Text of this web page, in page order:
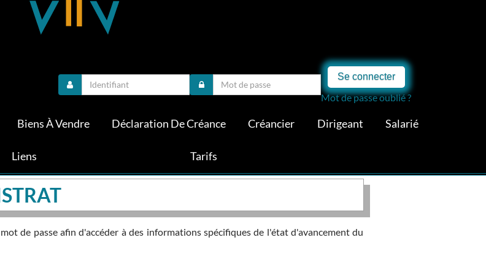
Se connecter
Mot de passe oublié ?
Biens À Vendre Déclaration De Créance Créancier Dirigeant Salarié
Liens Tarifs
de passe afin d'accéder à des informations spécifiques de l'état d'avancement du